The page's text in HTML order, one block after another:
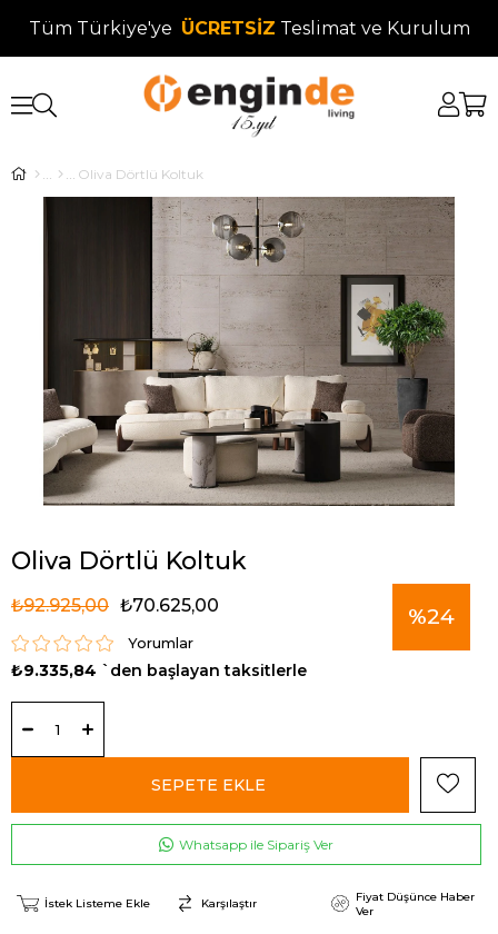
Tüm Türkiye'ye ÜCRETSİZ Teslimat ve Kurulum
Oliva Dörtlü Koltuk
Oliva Dörtlü Koltuk
%24
₺92.925,00 ₺70.625,00
Yorumlar
₺9.335,84 `den başlayan taksitlerle
Whatsapp ile Sipariş Ver
İstek Listeme Ekle Karşılaştır
Fiyat Düşünce Haber
Ver